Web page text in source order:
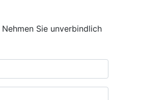
Sie unverbindlich